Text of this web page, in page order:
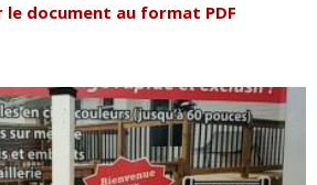
le document au format PDF